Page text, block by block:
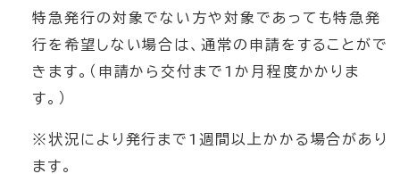
特急発行の対象でない方や対象であっても特急発
行を希望しない場合は、通常の申請をすることがで
きます。（申請から交付まで1か月程度かかりま
す。）
※状況により発行まで1週間以上かかる場合があり
ます。